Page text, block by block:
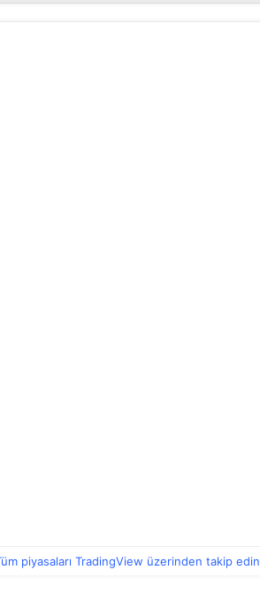
piyasaları TradingView üzerinden takip edin